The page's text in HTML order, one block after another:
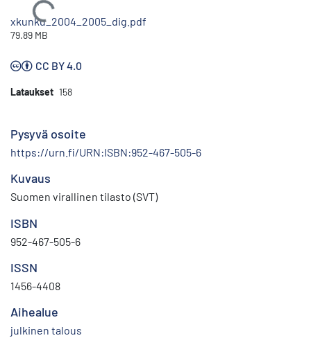
Ladataan...
xkunku_2004_2005_dig.pdf
79.89 MB
CC BY 4.0
Lataukset 158
Pysyvä osoite
https://urn.fi/URN:ISBN:952-467-505-6
Kuvaus
Suomen virallinen tilasto (SVT)
ISBN
952-467-505-6
ISSN
1456-4408
Aihealue
julkinen talous